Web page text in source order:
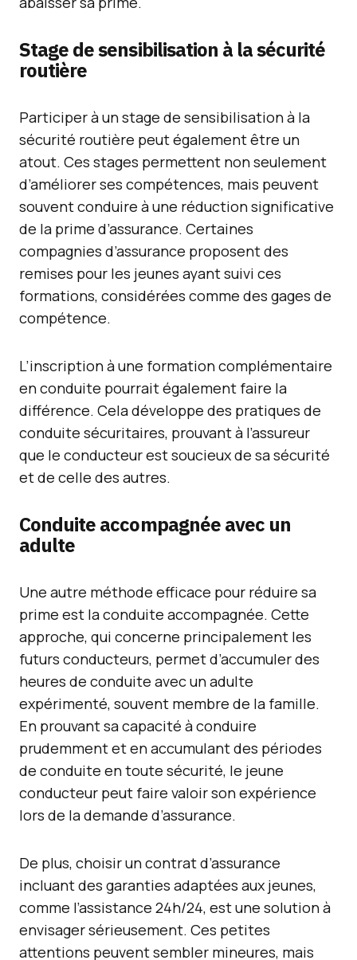
Stage de sensibilisation à la sécurité
routière
Participer à un stage de sensibilisation à la
sécurité routière peut également être un
atout. Ces stages permettent non seulement
d’améliorer ses compétences, mais peuvent
souvent conduire à une réduction significative
de la prime d’assurance. Certaines
compagnies d’assurance proposent des
remises pour les jeunes ayant suivi ces
formations, considérées comme des gages de
compétence.
L’inscription à une formation complémentaire
en conduite pourrait également faire la
différence. Cela développe des pratiques de
conduite sécuritaires, prouvant à l’assureur
que le conducteur est soucieux de sa sécurité
et de celle des autres.
Conduite accompagnée avec un
adulte
Une autre méthode efficace pour réduire sa
prime est la conduite accompagnée. Cette
approche, qui concerne principalement les
futurs conducteurs, permet d’accumuler des
heures de conduite avec un adulte
expérimenté, souvent membre de la famille.
En prouvant sa capacité à conduire
prudemment et en accumulant des périodes
de conduite en toute sécurité, le jeune
conducteur peut faire valoir son expérience
lors de la demande d’assurance.
De plus, choisir un contrat d’assurance
incluant des garanties adaptées aux jeunes,
comme l’assistance 24h/24, est une solution à
envisager sérieusement. Ces petites
attentions peuvent sembler mineures, mais